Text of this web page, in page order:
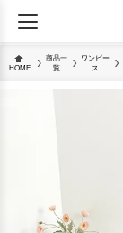
HOME
商品一
覧
ワンピー
ス